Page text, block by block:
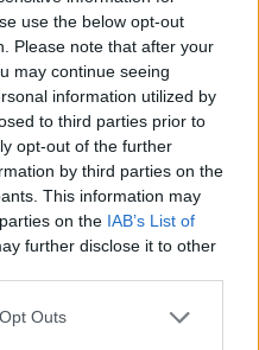
use the below opt-out
Please note that after your
may continue seeing
information utilized by
to third parties prior to
opt-out of the further
by third parties on the
This information may
on the IAB’s List of
further disclose it to other
Outs
come dimostrato,
su Il Fatto
Difesa e le
il proprio operato,
la correttezza
opportune sedi